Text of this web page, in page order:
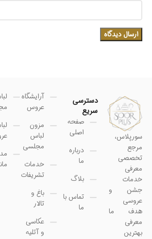
سورپلاس،
مرجع
تخصصی
معرفی
خدمات
جشن و
عروسی
هدف ما
معرفی
بهترین
دسترسی
سریع
صفحه
اصلی
درباره
ما
بلاگ
تماس با
ما
آرایشگاه
عروس
مزون
لباس
مجلسی
خدمات
تشریفات
باغ و
تالار
عکاسی
و آتلیه